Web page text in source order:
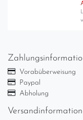
Vorabüberweisung
Paypal
Abholung